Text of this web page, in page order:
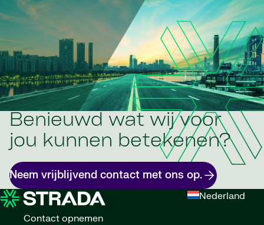
Benieuwd wat wij voor
jou kunnen betekenen?
Neem vrijblijvend contact met ons op.
Nederland
Contact opnemen